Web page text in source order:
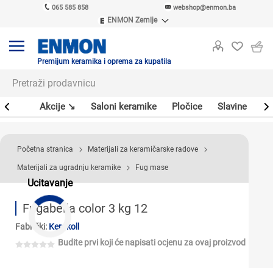
065 585 858 webshop@enmon.ba
ENMON Zemlje
ENMON MKD
Premijum keramika i oprema za kupatila
Akcije ↘ Saloni keramike Pločice Slavine
Ucitavanje
Početna stranica Materijali za keramičarske radove
Materijali za ugradnju keramike Fug mase
Fugabella color 3 kg 12
Fabrički: Kerakoll
Budite prvi koji će napisati ocjenu za ovaj proizvod